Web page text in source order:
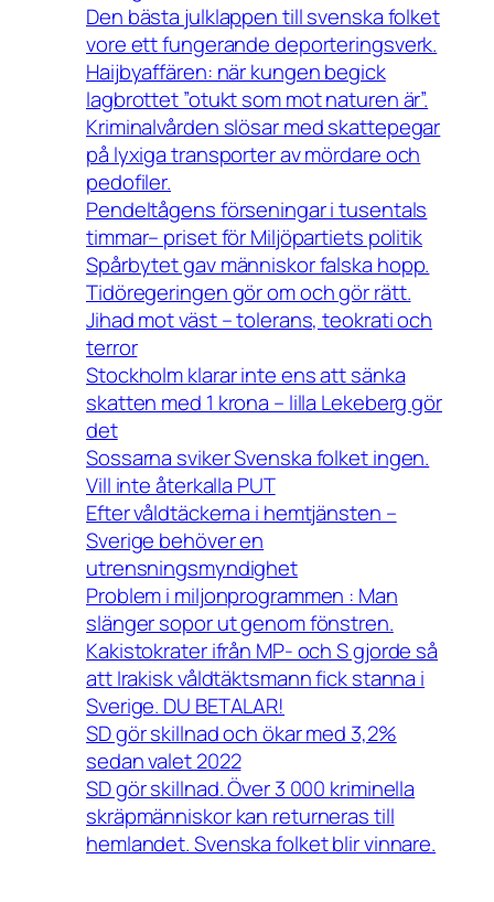
Den bästa julklappen till svenska folket
vore ett fungerande deporteringsverk.
Haijbyaffären: när kungen begick
lagbrottet ”otukt som mot naturen är”.
Kriminalvården slösar med skattepegar
på lyxiga transporter av mördare och
pedofiler.
Pendeltågens förseningar i tusentals
timmar– priset för Miljöpartiets politik
Spårbytet gav människor falska hopp.
Tidöregeringen gör om och gör rätt.
Jihad mot väst – tolerans, teokrati och
terror
Stockholm klarar inte ens att sänka
skatten med 1 krona – lilla Lekeberg gör
det
Sossarna sviker Svenska folket ingen.
Vill inte återkalla PUT
Efter våldtäckerna i hemtjänsten –
Sverige behöver en
utrensningsmyndighet
Problem i miljonprogrammen : Man
slänger sopor ut genom fönstren.
Kakistokrater ifrån MP- och S gjorde så
att Irakisk våldtäktsmann fick stanna i
Sverige. DU BETALAR!
SD gör skillnad och ökar med 3,2%
sedan valet 2022
SD gör skillnad. Över 3 000 kriminella
skräpmänniskor kan returneras till
hemlandet. Svenska folket blir vinnare.